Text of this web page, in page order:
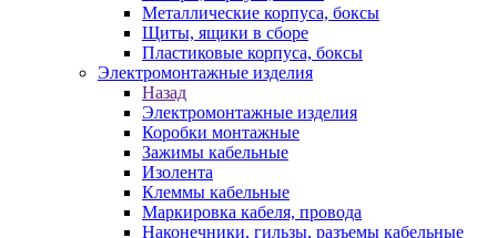
Металлические корпуса, боксы
Щиты, ящики в сборе
Пластиковые корпуса, боксы
Электромонтажные изделия
Назад
Электромонтажные изделия
Коробки монтажные
Зажимы кабельные
Изолента
Клеммы кабельные
Маркировка кабеля, провода
Наконечники, гильзы, разъемы кабельные